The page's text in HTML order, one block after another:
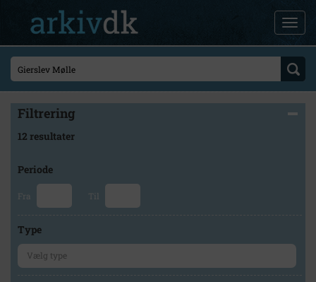
Filtrering
12 resultater
Periode
Fra Til
Type